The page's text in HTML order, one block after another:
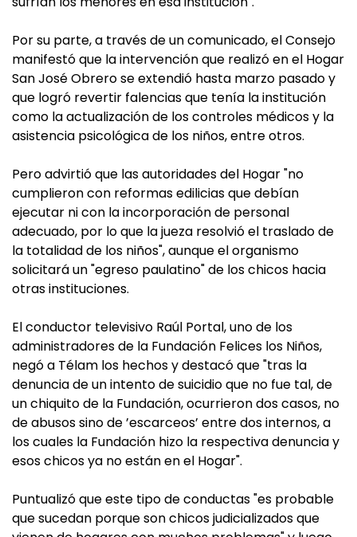
Por su parte, a través de un comunicado, el Consejo
manifestó que la intervención que realizó en el Hogar
San José Obrero se extendió hasta marzo pasado y
que logró revertir falencias que tenía la institución
como la actualización de los controles médicos y la
asistencia psicológica de los niños, entre otros.
Pero advirtió que las autoridades del Hogar "no
cumplieron con reformas edilicias que debían
ejecutar ni con la incorporación de personal
adecuado, por lo que la jueza resolvió el traslado de
la totalidad de los niños", aunque el organismo
solicitará un "egreso paulatino" de los chicos hacia
otras instituciones.
El conductor televisivo Raúl Portal, uno de los
administradores de la Fundación Felices los Niños,
negó a Télam los hechos y destacó que "tras la
denuncia de un intento de suicidio que no fue tal, de
un chiquito de la Fundación, ocurrieron dos casos, no
de abusos sino de ’escarceos’ entre dos internos, a
los cuales la Fundación hizo la respectiva denuncia y
esos chicos ya no están en el Hogar".
Puntualizó que este tipo de conductas "es probable
que sucedan porque son chicos judicializados que